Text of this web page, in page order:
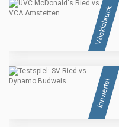
Vöcklabruck
Innviertel